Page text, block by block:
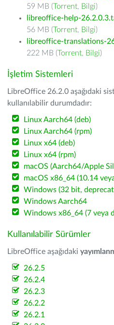
59 MB (Torrent, Bilgi)
libreoffice-help-
56 MB (Torrent, Bilgi)
libreoffice-translations-
222 MB (Torrent, Bilgi)
İşletim Sistemleri
LibreOffice 26.2.0 aşağıdaki
kullanılabilir durumdadır:
Linux Aarch64 (deb)
Linux Aarch64 (rpm)
Linux x64 (deb)
Linux x64 (rpm)
macOS (Aarch64/Apple
macOS x86_64 (10.14
Windows (32 bit,
Windows Aarch64
Windows x86_64 (7 veya
Kullanılabilir Sürümler
LibreOffice aşağıdaki
26.2.5
26.2.4
26.2.3
26.2.2
26.2.1